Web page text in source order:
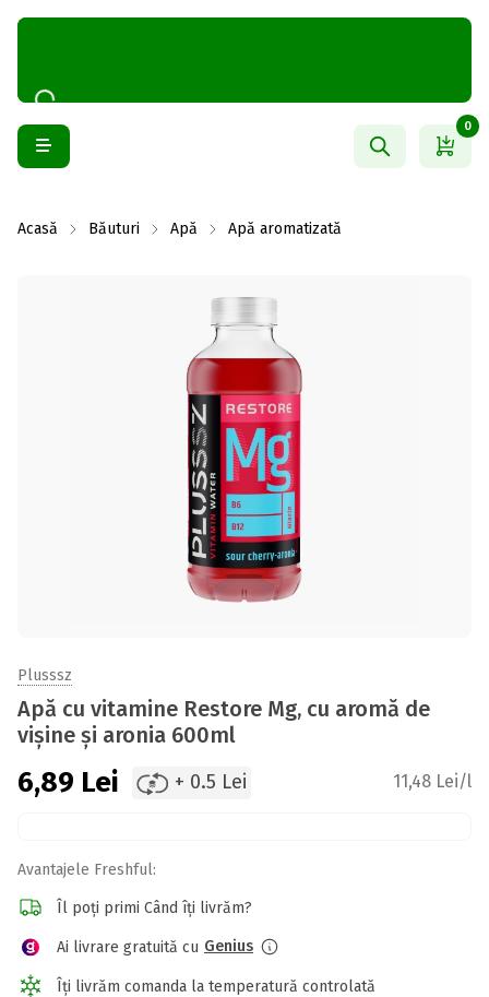
0
Acasă Băuturi Apă Apă aromatizată
Plusssz
Apă cu vitamine Restore Mg, cu aromă de
vișine și aronia 600ml
6,89 Lei + 0.5 Lei 11,48 Lei/l
Avantajele Freshful:
Îl poți primi Când îți livrăm?
Ai livrare gratuită cu Genius
Îți livrăm comanda la temperatură controlată